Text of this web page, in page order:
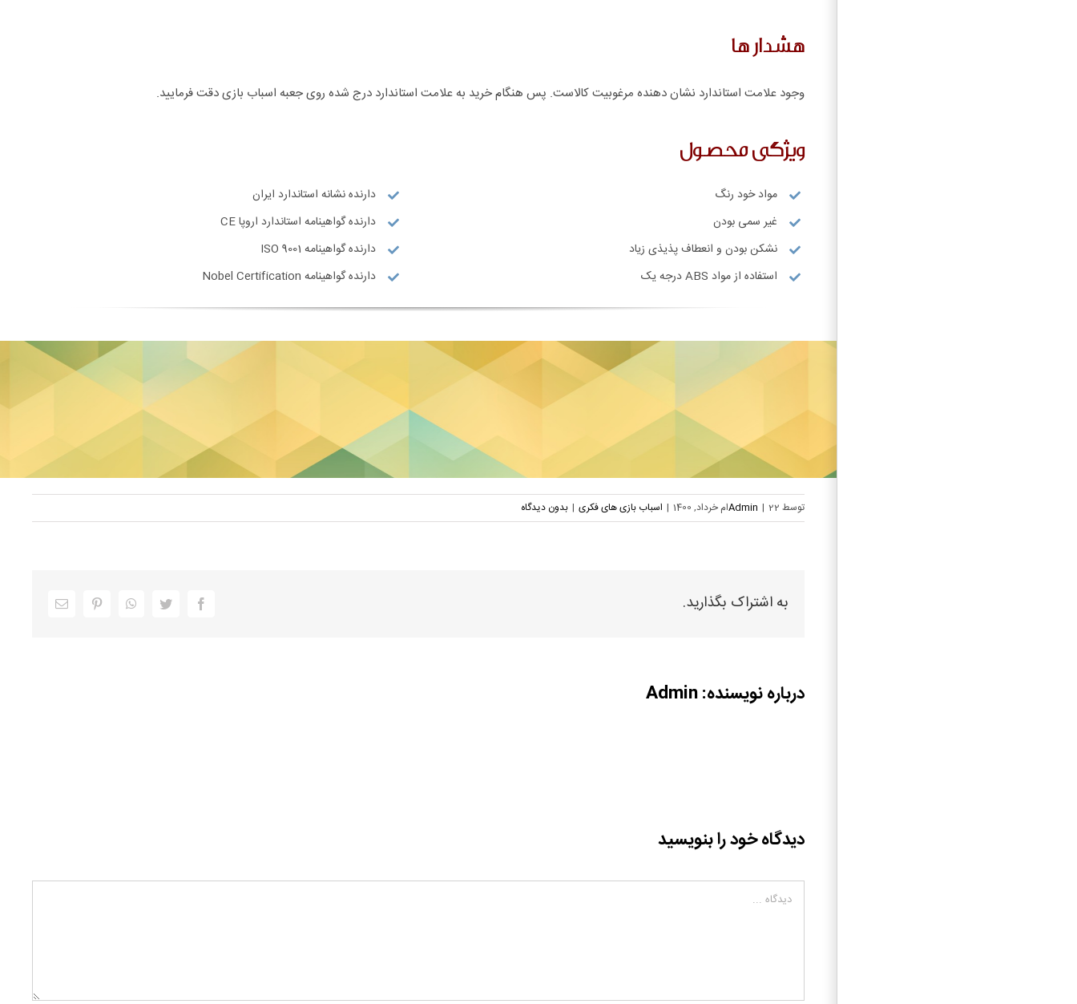
هشدار ها
وجود علامت استاندارد نشان دهنده مرغوبیت کالاست. پس هنگام خرید به علامت استاندارد درج شده روی جعبه اسباب بازی دقت فرمایید.
ویژگی محصول
مواد خود رنگ
غیر سمی بودن
نشکن بودن و انعطاف پذیذی زیاد
استفاده از مواد ABS درجه یک
دارنده نشانه استاندارد ایران
دارنده گواهینامه استاندارد اروپا CE
دارنده گواهینامه ISO 9001
دارنده گواهینامه Nobel Certification
توسط Admin | 22ام خرداد, 1400 | اسباب بازی های فکری | بدون دیدگاه
به اشتراک بگذارید. Facebook
Twitter
WhatsApp
Pinterestایمیل
درباره نویسنده:Admin
دیدگاه خود را بنویسید
دیدگاه